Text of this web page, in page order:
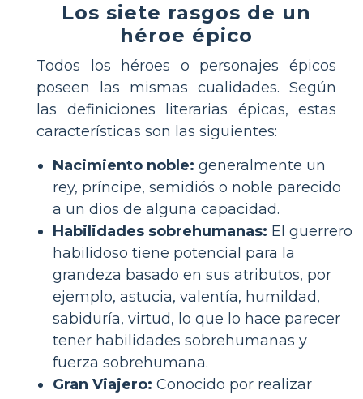
Los siete rasgos de un
héroe épico
Todos los héroes o personajes épicos
poseen las mismas cualidades. Según
las definiciones literarias épicas, estas
características son las siguientes:
Nacimiento noble: generalmente un
rey, príncipe, semidiós o noble parecido
a un dios de alguna capacidad.
Habilidades sobrehumanas: El guerrero
habilidoso tiene potencial para la
grandeza basado en sus atributos, por
ejemplo, astucia, valentía, humildad,
sabiduría, virtud, lo que lo hace parecer
tener habilidades sobrehumanas y
fuerza sobrehumana.
Gran Viajero: Conocido por realizar